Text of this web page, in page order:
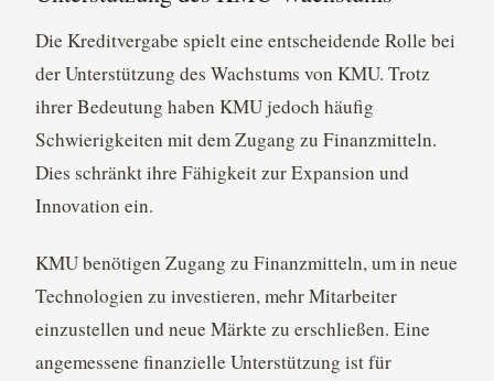
Die Kreditvergabe spielt eine entscheidende Rolle bei
der Unterstützung des Wachstums von KMU. Trotz
ihrer Bedeutung haben KMU jedoch häufig
Schwierigkeiten mit dem Zugang zu Finanzmitteln.
Dies schränkt ihre Fähigkeit zur Expansion und
Innovation ein.
KMU benötigen Zugang zu Finanzmitteln, um in neue
Technologien zu investieren, mehr Mitarbeiter
einzustellen und neue Märkte zu erschließen. Eine
angemessene finanzielle Unterstützung ist für